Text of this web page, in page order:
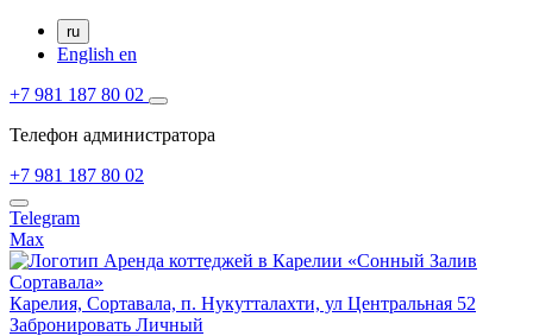
ru
English en
+7 981 187 80 02
Телефон администратора
+7 981 187 80 02
Telegram
Max
Карелия, Сортавала, п. Нукутталахти, ул Центральная 52
Забронировать Личный